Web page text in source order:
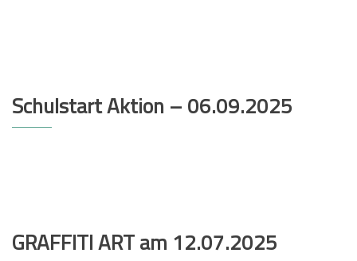
Schulstart Aktion – 06.09.2025
GRAFFITI ART am 12.07.2025